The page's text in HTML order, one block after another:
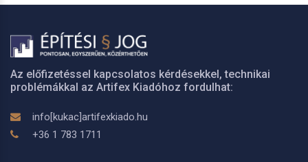
Az előfizetéssel kapcsolatos kérdésekkel, technikai
problémákkal az Artifex Kiadóhoz fordulhat:
info[kukac]artifexkiado.hu
+36 1 783 1711